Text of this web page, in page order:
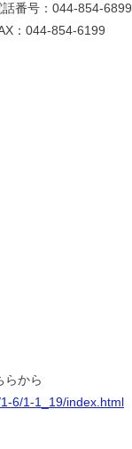
話番号：044-854-6899
：044-854-6199
らから
6/1-1_19/index.html